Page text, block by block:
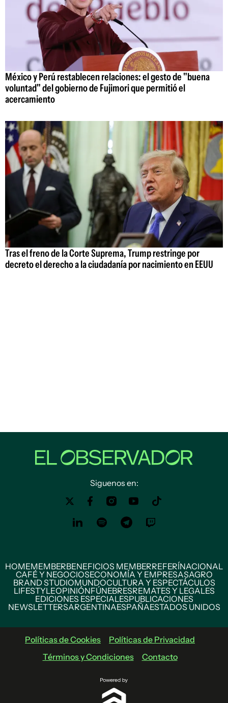
México y Perú restablecen relaciones: el gesto de "buena
voluntad" del gobierno de Fujimori que permitió el
acercamiento
Tras el freno de la Corte Suprema, Trump restringe por
decreto el derecho a la ciudadanía por nacimiento en EEUU
Siguenos en:
HOMEMEMBERBENEFICIOS MEMBERREFERÍNACIONAL
CAFÉ Y NEGOCIOSECONOMÍA Y EMPRESASAGRO
BRAND STUDIOMUNDOCULTURA Y ESPECTÁCULOS
LIFESTYLEOPINIÓNFÚNEBRESREMATES Y LEGALES
EDICIONES ESPECIALESPUBLICACIONES
NEWSLETTERSARGENTINAESPAÑAESTADOS UNIDOS
Políticas de Cookies
Políticas de Privacidad
Términos y Condiciones
Contacto